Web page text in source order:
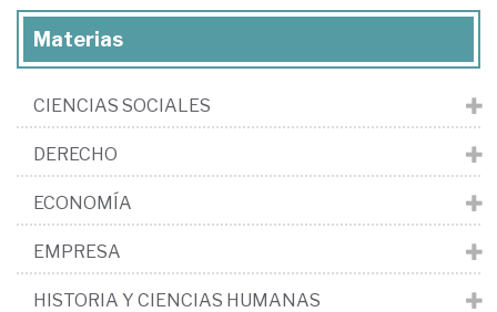
Materias
CIENCIAS SOCIALES
DERECHO
ECONOMÍA
EMPRESA
HISTORIA Y CIENCIAS HUMANAS